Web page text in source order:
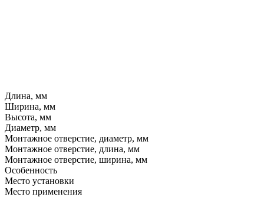
Длина, мм
Ширина, мм
Высота, мм
Диаметр, мм
Монтажное отверстие, диаметр, мм
Монтажное отверстие, длина, мм
Монтажное отверстие, ширина, мм
Особенность
Место установки
Место применения